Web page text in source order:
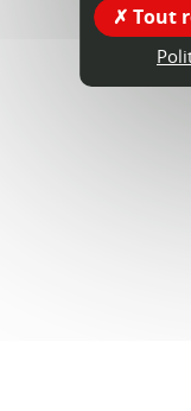
Tout